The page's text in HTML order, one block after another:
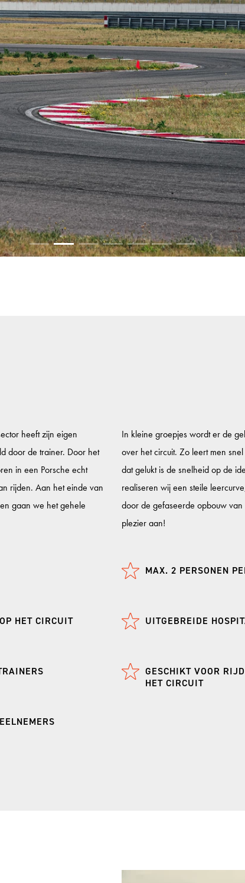
heeft zijn eigen
door de trainer. Door het
in een Porsche echt
rijden. Aan het einde van
gaan we het gehele
In kleine groepjes wordt er de
over het circuit. Zo leert men
dat gelukt is de snelheid op de
realiseren wij een steile
door de gefaseerde opbouw
plezier aan!
MAX. 2 PERSONEN
HET CIRCUIT UITGEBREIDE
GESCHIKT VOOR
HET CIRCUIT